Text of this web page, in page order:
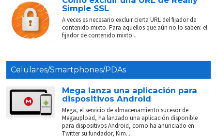
Simple SSL
A veces es necesario excluir cierta URL del fijador de
contenido mixto. Para aquellos que aún no lo saben: el
fijador de contenido mixto...
Celulares/Smartphones/PDAs
Mega lanza una aplicación para
dispositivos Android
Mega, el servicio de almacenamiento sucesor de
Megaupload, ha lanzado una aplicación disponible
para dispositivos Android, como ha anunciado en
Twitter su fundador, Kim...